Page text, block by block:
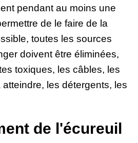
pendant au moins une
de le faire de la
toutes les sources
doivent être éliminées,
toxiques, les câbles, les
les détergents, les
de l'écureuil